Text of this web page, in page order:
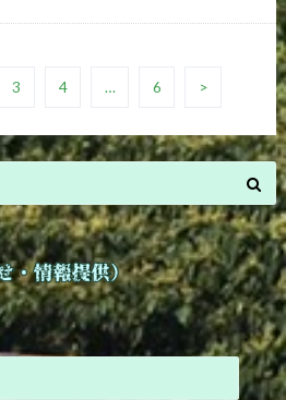
3 4 … 6 >